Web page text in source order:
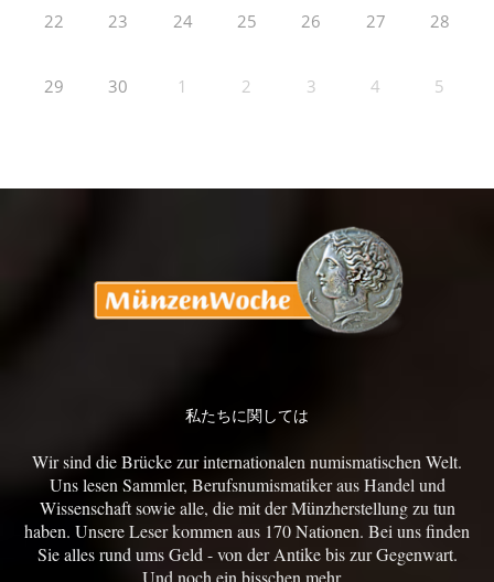
22 23 24 25 26 27 28
29 30 1 2 3 4 5
私たちに関しては
Wir sind die Brücke zur internationalen numismatischen Welt.
Uns lesen Sammler, Berufsnumismatiker aus Handel und
Wissenschaft sowie alle, die mit der Münzherstellung zu tun
haben. Unsere Leser kommen aus 170 Nationen. Bei uns finden
Sie alles rund ums Geld - von der Antike bis zur Gegenwart.
Und noch ein bisschen mehr...